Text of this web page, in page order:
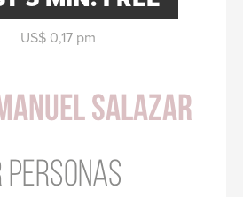
US$ 0,17 pm
Salazar